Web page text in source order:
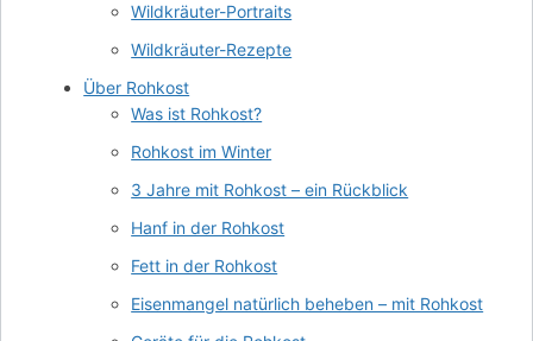
Wildkräuter-Portraits
Wildkräuter-Rezepte
Über Rohkost
Was ist Rohkost?
Rohkost im Winter
3 Jahre mit Rohkost – ein Rückblick
Hanf in der Rohkost
Fett in der Rohkost
Eisenmangel natürlich beheben – mit Rohkost